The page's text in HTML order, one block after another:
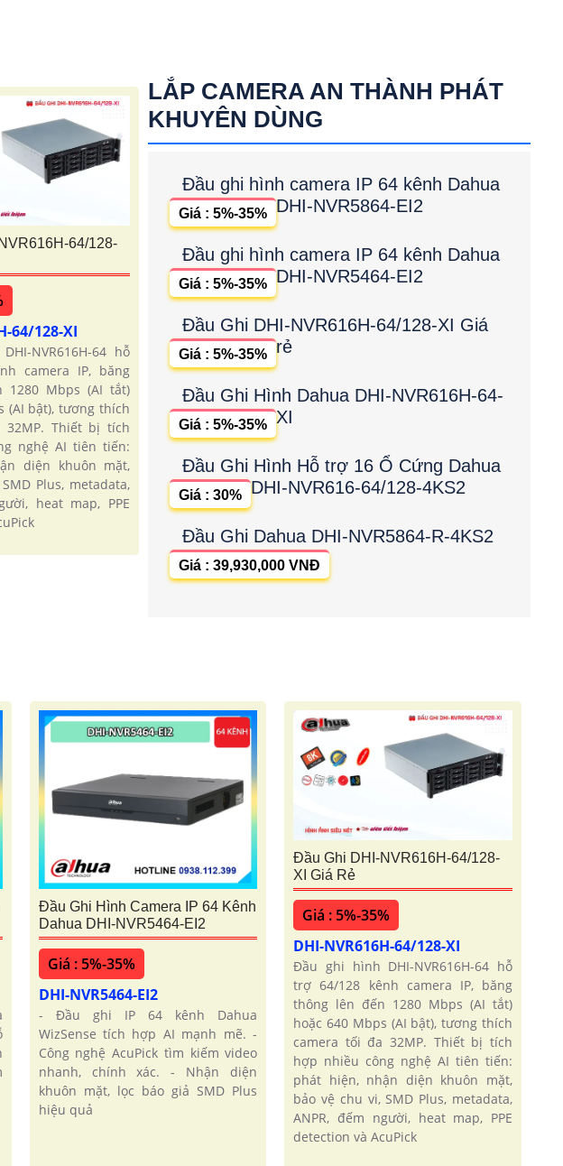
64/128-
64/128-XI
NVR616H-64 hỗ
camera IP, băng
1280 Mbps (AI tắt)
(AI bật), tương thích
32MP. Thiết bị tích
nghệ AI tiên tiến:
diện khuôn mặt,
Plus, metadata,
heat map, PPE
LẮP CAMERA AN THÀNH PHÁT
KHUYÊN DÙNG
Đầu ghi hình camera IP 64 kênh Dahua
DHI-NVR5864-EI2
Giá : 5%-35%
Đầu ghi hình camera IP 64 kênh Dahua
DHI-NVR5464-EI2
Giá : 5%-35%
Đầu Ghi DHI-NVR616H-64/128-XI Giá
rẻ
Giá : 5%-35%
Đầu Ghi Hình Dahua DHI-NVR616H-64-
XI
Giá : 5%-35%
Đầu Ghi Hình Hỗ trợ 16 Ổ Cứng Dahua
DHI-NVR616-64/128-4KS2
Giá : 30%
Đầu Ghi Dahua DHI-NVR5864-R-4KS2
Giá : 39,930,000 VNĐ
Đầu Ghi Hình Camera IP 64 Kênh
Dahua DHI-NVR5464-EI2
Giá : 5%-35%
DHI-NVR5464-EI2
- Đầu ghi IP 64 kênh Dahua
WizSense tích hợp AI mạnh mẽ. -
Công nghệ AcuPick tìm kiếm video
nhanh, chính xác. - Nhận diện
khuôn mặt, lọc báo giả SMD Plus
hiệu quả
Đầu Ghi DHI-NVR616H-64/128-
XI Giá Rẻ
Giá : 5%-35%
DHI-NVR616H-64/128-XI
Đầu ghi hình DHI-NVR616H-64 hỗ
trợ 64/128 kênh camera IP, băng
thông lên đến 1280 Mbps (AI tắt)
hoặc 640 Mbps (AI bật), tương thích
camera tối đa 32MP. Thiết bị tích
hợp nhiều công nghệ AI tiên tiến:
phát hiện, nhận diện khuôn mặt,
bảo vệ chu vi, SMD Plus, metadata,
ANPR, đếm người, heat map, PPE
detection và AcuPick